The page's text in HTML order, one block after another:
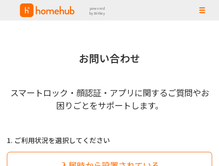
powered
by Bitkey
お問い合わせ
スマートロック・顔認証・アプリに関するご質問やお
困りごとをサポートします。
1. ご利用状況を選択してください